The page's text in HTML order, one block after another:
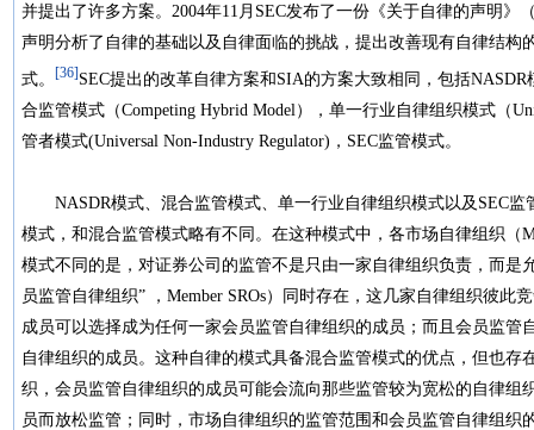
并提出了许多方案。2004年11月SEC发布了一份《关于自律的声明》（
声明分析了自律的基础以及自律面临的挑战，提出改善现有自律结构
式。 [36]SEC提出的改革自律方案和SIA的方案大致相同，包括
合监管模式（Competing Hybrid Model），单一行业自律组织模式（
管者模式(Universal Non-Industry Regulator)，SEC监管模式。
NASDR模式、混合监管模式、单一行业自律组织模式以及SEC监
模式，和混合监管模式略有不同。在这种模式中，各市场自律组织（
模式不同的是，对证券公司的监管不是只由一家自律组织负责，而是
员监管自律组织” ，Member SROs）同时存在，这几家自律组织彼此
成员可以选择成为任何一家会员监管自律组织的成员；而且会员监管
自律组织的成员。这种自律的模式具备混合监管模式的优点，但也
织，会员监管自律组织的成员可能会流向那些监管较为宽松的自律组
员而放松监管；同时，市场自律组织的监管范围和会员监管自律组